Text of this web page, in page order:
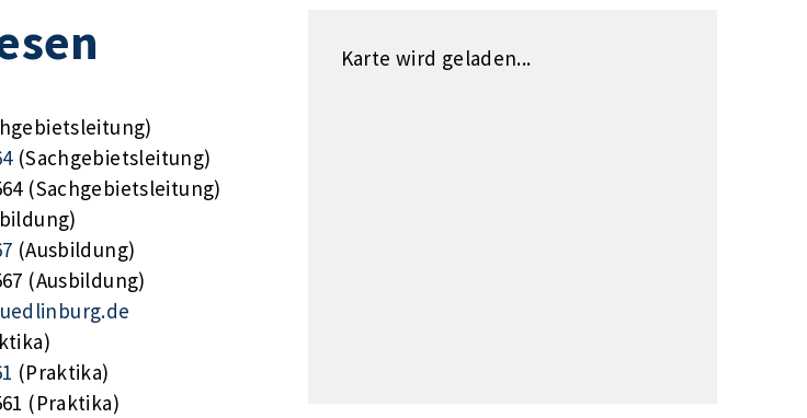
(Sachgebietsleitung)
(Sachgebietsleitung)
(Ausbildung)
(Ausbildung)
(Praktika)
(Praktika)
Karte wird geladen...